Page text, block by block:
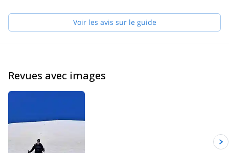
Damavand en Iran, en escalade ou avec guide et en skitouring.
J'aime aussi bien la montagne que la mer. Je suis un passionné
Je vis entre ma ville natale Litochoro, le village au pied du Mont
Olympe en Grèce, et Chamonix en France.
Vous pouvez me trouver en train de faire du guidage entre le
le Caucase ou de la voile et de l'escalade sur les îles grecques.
J'aime travailler avec des groupes dans de nouvelles destinations
et faire de belles photos en chemin.
Voir les avis sur le guide
Revues avec images